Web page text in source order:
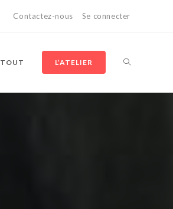
Contactez-nous Se connecter
TOUT L’ATELIER